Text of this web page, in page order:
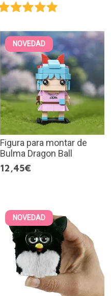
NOVEDAD
Figura para montar de
Bulma Dragon Ball
12,45€
NOVEDAD